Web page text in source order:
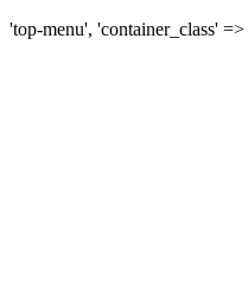
'top-menu', 'container_class'